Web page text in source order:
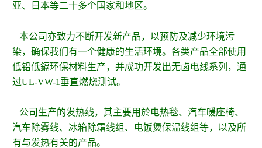
亚、日本等二十多个国家和地区。
本公司亦致力不断开发新产品，以预防及减少环境污
染，确保我们有一个健康的生活环境。各类产品全部使用
低铅低鎘环保材料生产，并成功开发出无卤电线系列，通
过UL-VW-1垂直燃烧测试。
公司生产的发热线，其主要用於电热毯、汽车暖座椅、
汽车除雾线、冰箱除霜线组、电饭煲保温线组等，以及所
有与发热有关的产品。